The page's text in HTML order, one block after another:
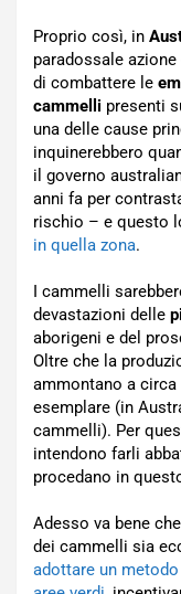
Proprio così, in
paradossale
di combattere le
cammelli presenti
una delle cause
inquinerebbero
il governo
anni fa per
rischio – e questo
in quella zona.
I cammelli
devastazioni delle
aborigeni e del
Oltre che la
ammontano a
esemplare (in
cammelli). Per
intendono farli
procedano in
Adesso va bene
dei cammelli sia
adottare un